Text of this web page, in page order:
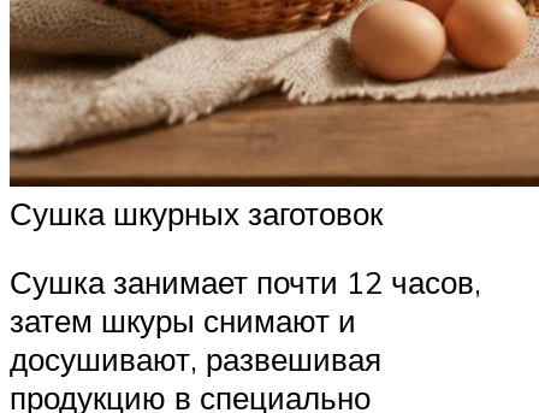
Сушка шкурных заготовок
Сушка занимает почти 12 часов,
затем шкуры снимают и
досушивают, развешивая
продукцию в специально